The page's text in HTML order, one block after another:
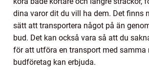
dina varor dit du vill ha dem. Det finns
sätt att transportera något på än
bud. Det kan också vara så att du
för att utföra en transport med samma
budföretag kan erbjuda.